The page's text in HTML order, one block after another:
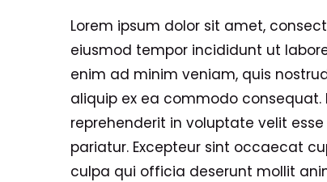
Lorem ipsum dolor sit amet,
eiusmod tempor incididunt ut
enim ad minim veniam, quis
aliquip ex ea commodo consequat.
reprehenderit in voluptate velit
pariatur. Excepteur sint occaecat
culpa qui officia deserunt mollit